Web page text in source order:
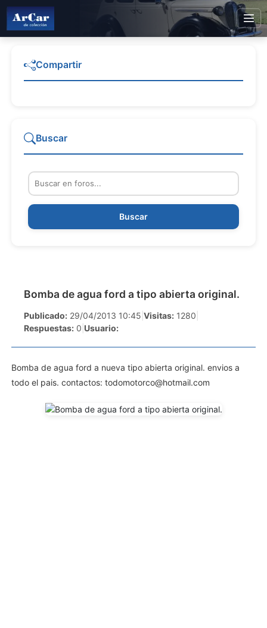
Bomba de agua ford a tipo abierta original.
Publicado: 29/04/2013 10:45 Visitas: 1280
Respuestas: 0 Usuario:
Bomba de agua ford a nueva tipo abierta original. envios a
todo el pais. contactos: todomotorco@hotmail.com
Compartir
Buscar
Buscar